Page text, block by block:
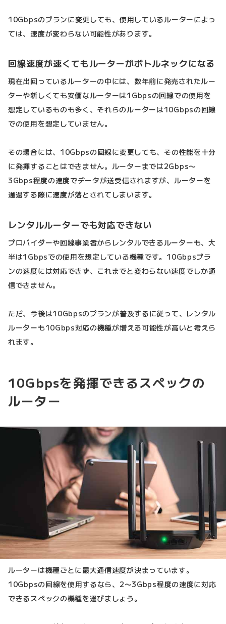
10Gbpsのプランに変更しても、使用しているルーターによっ
ては、速度が変わらない可能性があります。
回線速度が速くてもルーターがボトルネックになる
現在出回っているルーターの中には、数年前に発売されたルー
ターや新しくても安価なルーターは1Gbpsの回線での使用を
想定しているものも多く、それらのルーターは10Gbpsの回線
での使用を想定していません。
その場合には、10Gbpsの回線に変更しても、その性能を十分
に発揮することはできません。ルーターまでは2Gbps〜
3Gbps程度の速度でデータが送受信されますが、ルーターを
通過する際に速度が落とされてしまいます。
レンタルルーターでも対応できない
プロバイダーや回線事業者からレンタルできるルーターも、大
半は1Gbpsでの使用を想定している機種です。10Gbpsプラ
ンの速度には対応できず、これまでと変わらない速度でしか通
信できません。
ただ、今後は10Gbpsのプランが普及するに従って、レンタル
ルーターも10Gbps対応の機種が増える可能性が高いと考えら
れます。
10Gbpsを発揮できるスペックの
ルーター
ルーターは機種ごとに最大通信速度が決まっています。
10Gbpsの回線を使用するなら、2〜3Gbps程度の速度に対応
できるスペックの機種を選びましょう。